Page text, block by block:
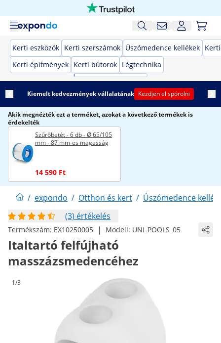
Kerti eszközök Kerti szerszámok Úszómedence kellékek
Kerti építmények Kerti bútorok Légtechnika
Kiemelt kedvezmények vállalatának Kezdjen el spórolni
Akik megnézték ezt a terméket, azokat a következő termékek is
érdekelték
Szűrőbetét - 6 db - Ø 65/105
mm - 87 mm-es magasság
14 590 Ft
/ expondo / Otthon és kert / Úszómedence
(3) értékelés
Termékszám: EX10250005 | Modell: UNI_POOLS_05
Italtartó felfújható
masszázsmedencéhez
1/3